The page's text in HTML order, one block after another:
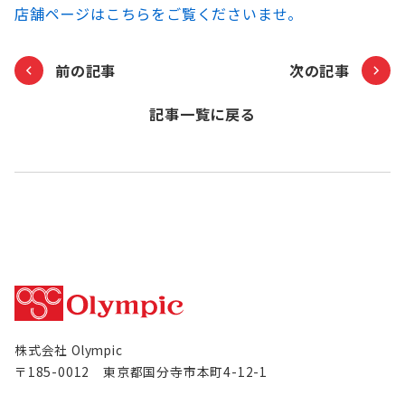
Olympicグループについて
環境への取り組み
店舗ページはこちらをご覧くださいませ。
前の記事
記事一覧に戻る
次の記事
株式会社 Olympic
〒185-0012 東京都国分寺市本町4-12-1